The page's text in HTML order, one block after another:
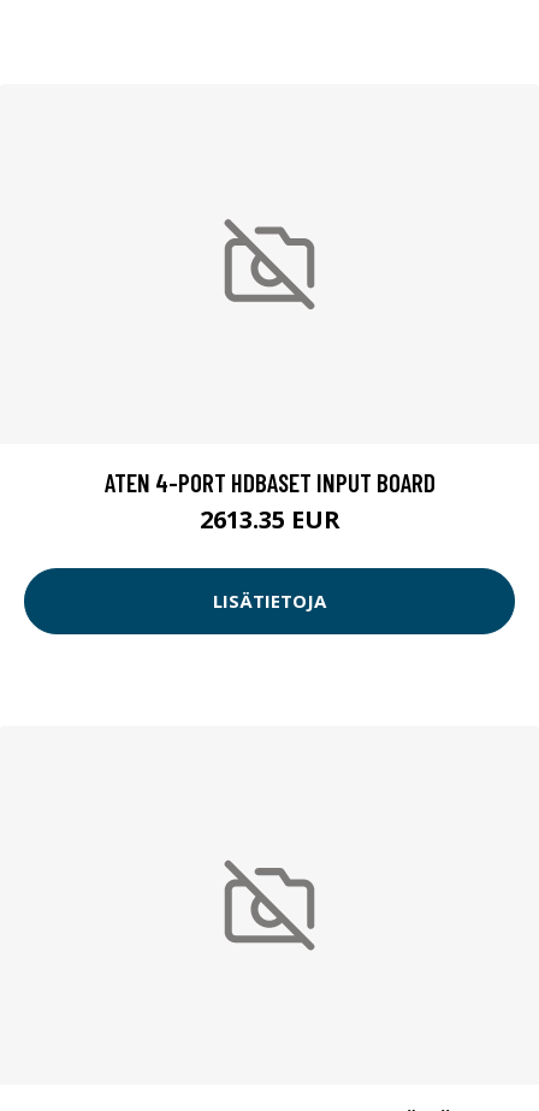
ATEN 4-PORT HDBASET INPUT BOARD
2613.35 EUR
LISÄTIETOJA